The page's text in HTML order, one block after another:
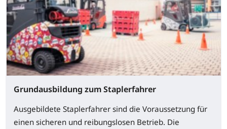
Grundausbildung zum Staplerfahrer
Ausgebildete Staplerfahrer sind die Voraussetzung für
einen sicheren und reibungslosen Betrieb. Die